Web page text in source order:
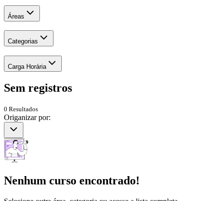
Áreas
Categorias
Carga Horária
Sem registros
0 Resultados
Origanizar por:
Nenhum curso encontrado!